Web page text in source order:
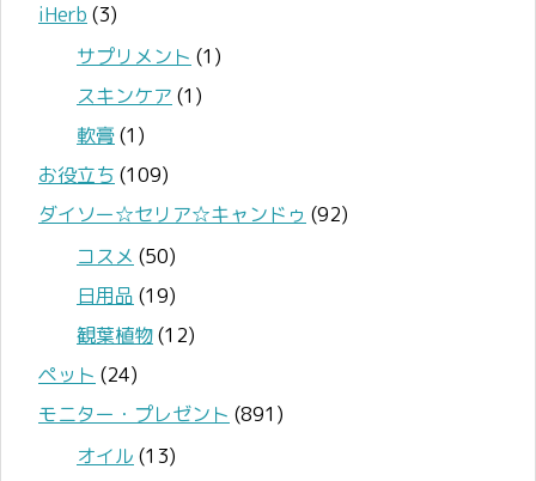
iHerb (3)
サプリメント (1)
スキンケア (1)
軟膏(1)
お役立ち (109)
ダイソー☆セリア☆キャンドゥ (92)
コスメ (50)
日用品 (19)
観葉植物(12)
ペット (24)
モニター・プレゼント (891)
オイル (13)